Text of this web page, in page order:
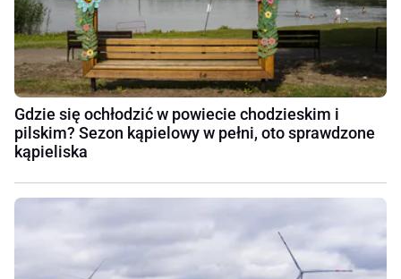
Gdzie się ochłodzić w powiecie chodzieskim i
pilskim? Sezon kąpielowy w pełni, oto sprawdzone
kąpieliska